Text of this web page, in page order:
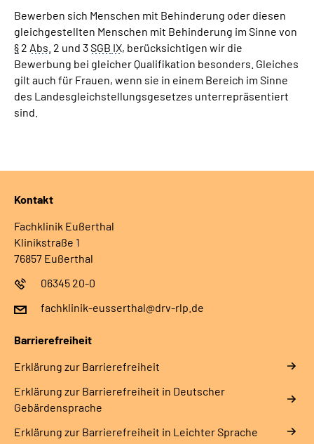
Bewerben sich Menschen mit Behinderung oder diesen
gleichgestellten Menschen mit Behinderung im Sinne von
§ 2 Abs. 2 und 3SGB IX, berücksichtigen wir die
Bewerbung bei gleicher Qualifikation besonders. Gleiches
gilt auch für Frauen, wenn sie in einem Bereich im Sinne
des Landesgleichstellungsgesetzes unterrepräsentiert
sind.
Kontakt
Fachklinik Eußerthal
Klinikstraße 1
76857 Eußerthal
06345 20-0
fachklinik-eusserthal@drv-rlp.de
Barrierefreiheit
Erklärung zur Barrierefreiheit
Erklärung zur Barrierefreiheit in Deutscher
Gebärdensprache
Erklärung zur Barrierefreiheit in Leichter Sprache